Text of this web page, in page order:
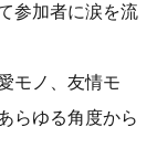
参加者に涙を流
モノ、友情モ
らゆる角度から